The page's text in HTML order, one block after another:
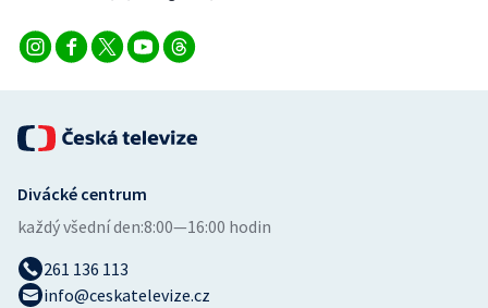
Volejbal
Ostatní
Divácké centrum
každý všední den:8:00—16:00 hodin
261 136 113
info@ceskatelevize.cz